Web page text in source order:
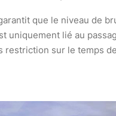
que le niveau de
uniquement lié au
restriction sur le temps